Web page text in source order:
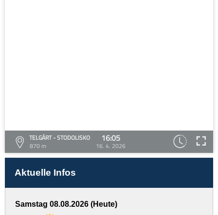
TELGÁRT - STODOLISKO
870 m
16:05
16. 4. 2026
Aktuelle Infos
Samstag 08.08.2026 (Heute)